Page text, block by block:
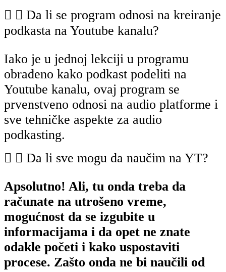
Da li se program odnosi na kreiranje
podkasta na Youtube kanalu?
Iako je u jednoj lekciji u programu
obrađeno kako podkast podeliti na
Youtube kanalu, ovaj program se
prvenstveno odnosi na audio platforme i
sve tehničke aspekte za audio
podkasting.
Da li sve mogu da naučim na YT?
Apsolutno! Ali, tu onda treba da
računate na utrošeno vreme,
mogućnost da se izgubite u
informacijama i da opet ne znate
odakle početi i kako uspostaviti
procese. Zašto onda ne bi naučili od